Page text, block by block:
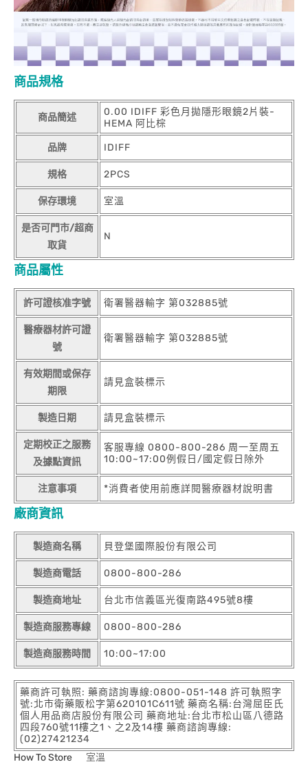
商品規格
商品簡述
0.00 IDIFF 彩色月拋隱形眼鏡2片裝-
HEMA 阿比棕
品牌 IDIFF
規格 2PCS
保存環境 室溫
是否可門市/超商
取貨
N
商品屬性
許可證核准字號 衛署醫器輸字 第032885號
醫療器材許可證
號
衛署醫器輸字 第032885號
有效期間或保存
期限
請見盒裝標示
製造日期 請見盒裝標示
定期校正之服務
及據點資訊
客服專線 0800-800-286 周一至周五
10:00~17:00例假日/國定假日除外
注意事項 *消費者使用前應詳閱醫療器材說明書
廠商資訊
製造商名稱 貝登堡國際股份有限公司
製造商電話 0800-800-286
製造商地址 台北市信義區光復南路495號8樓
製造商服務專線 0800-800-286
製造商服務時間 10:00~17:00
藥商許可執照: 藥商諮詢專線:0800-051-148 許可執照字
號:北市衛藥販松字第620101C611號 藥商名稱:台灣屈臣氏
個人用品商店股份有限公司 藥商地址:台北市松山區八德路
四段760號11樓之1、之2及14樓 藥商諮詢專線:
(02)27421234
How To Store
室溫